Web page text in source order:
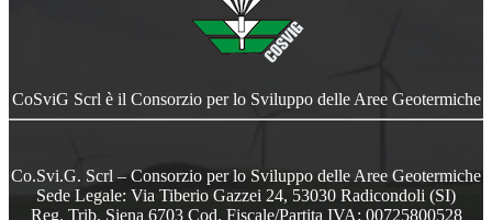
CoSviG Scrl è il Consorzio per lo Sviluppo delle Aree Geotermiche
Co.Svi.G. Scrl – Consorzio per lo Sviluppo delle Aree Geotermiche
Sede Legale: Via Tiberio Gazzei 24, 53030 Radicondoli (SI)
Reg. Trib. Siena 6703 Cod. Fiscale/Partita IVA: 00725800528